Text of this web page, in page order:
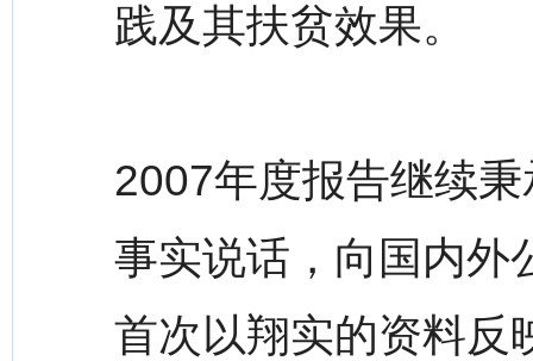
践及其扶贫效果。
2007年度报告继续
事实说话，向国内外
首次以翔实的资料反